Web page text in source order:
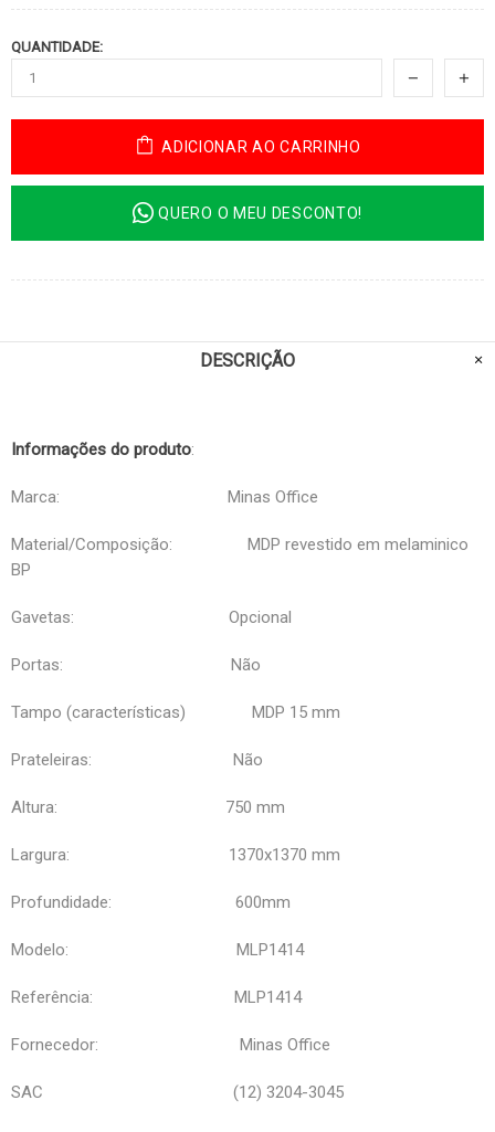
QUANTIDADE:
ADICIONAR AO CARRINHO
QUERO O MEU DESCONTO!
DESCRIÇÃO
Informações do produto:
Marca: Minas Office
Material/Composição: MDP revestido em melaminico
BP
Gavetas: Opcional
Portas: Não
Tampo (características) MDP 15 mm
Prateleiras: Não
Altura: 750 mm
Largura: 1370x1370 mm
Profundidade: 600mm
Modelo: MLP1414
Referência: MLP1414
Fornecedor: Minas Office
SAC (12) 3204-3045